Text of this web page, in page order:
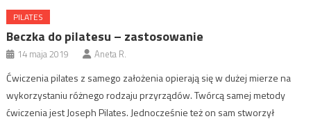
PILATES
Beczka do pilatesu – zastosowanie
14 maja 2019 Aneta R.
Ćwiczenia pilates z samego założenia opierają się w dużej mierze na
wykorzystaniu różnego rodzaju przyrządów. Twórcą samej metody
ćwiczenia jest Joseph Pilates. Jednocześnie też on sam stworzył